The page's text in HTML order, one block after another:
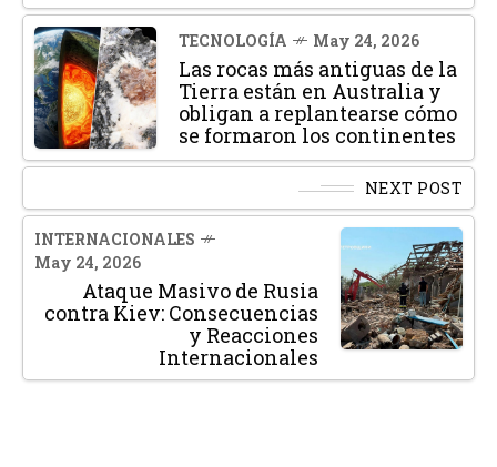
TECNOLOGÍA May 24, 2026
Las rocas más antiguas de la
Tierra están en Australia y
obligan a replantearse cómo
se formaron los continentes
NEXT POST
INTERNACIONALES
May 24, 2026
Ataque Masivo de Rusia
contra Kiev: Consecuencias
y Reacciones
Internacionales